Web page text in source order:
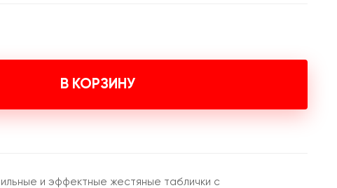
В КОРЗИНУ
и эффектные жестяные таблички с